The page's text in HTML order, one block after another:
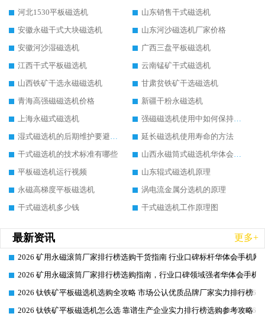
河北1530平板磁选机
山东销售干式磁选机
安徽永磁干式大块磁选机
山东河沙磁选机厂家价格
安徽河沙湿磁选机
广西三盘平板磁选机
江西干式平板磁选机
云南锰矿干式磁选机
山西铁矿干选永磁磁选机
甘肃贫铁矿干选磁选机
青海高强磁磁选机价格
新疆干粉永磁选机
上海永磁式磁选机
强磁磁选机使用中如何保持其顺畅运行
湿式磁选机的后期维护要避开哪些坑
延长磁选机使用寿命的方法
干式磁选机的技术标准有哪些
山西永磁筒式磁选机华体会手机网页版-华体会(中国)
平板磁选机运行视频
山东辊式磁选机原理
永磁高梯度平板磁选机
涡电流金属分选机的原理
干式磁选机多少钱
干式磁选机工作原理图
最新资讯 更多+
2026-06-26
2026 矿用永磁滚筒厂家排行榜选购干货指南 行业口碑标杆华体会手机网
2026-06-26
2026 矿用永磁滚筒厂家排行榜选购指南，行业口碑领域强者华体会手机
2026-06-26
2026 钛铁矿平板磁选机选购全攻略 市场公认优质品牌厂家实力排行榜
2026-06-26
2026 钛铁矿平板磁选机怎么选 靠谱生产企业实力排行榜选购参考攻略